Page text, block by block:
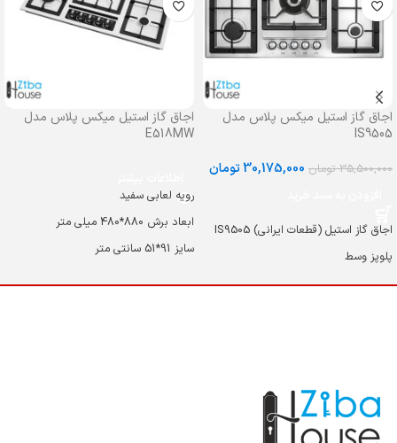
اجاق گاز استیل میکس پلاس مدل
IS9505
35,500,000 تومان 30,175,000تومان
اجاق گاز استیل (قطعات ایرانی) IS9505
پلوپز وسط
ابعاد برش 880*480 میلی متر
RAPID
اجاق گاز استیل میکس پلاس مدل
E518MW
رویه لعابی سفید
ابعاد برش 880*480 میلی متر
سایز 91*51 سانتی متر